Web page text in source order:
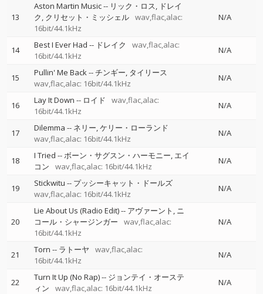
13
Aston Martin Music-- リック・ロス
ドレイ
ク クリセット・ミッシェル wav,flac,alac:
16bit/44.1kHz
N/A
14 Best I Ever Had -- ドレイク
wav,flac,alac:
16bit/44.1kHz
N/A
15 Pullin' Me Back--チンギー タイリース
wav,flac,alac: 16bit/44.1kHz
N/A
16 Lay It Down -- ロイド
wav,flac,alac:
16bit/44.1kHz
N/A
17 Dilemma -- ネリー ケリー・ローランド
wav,flac,alac: 16bit/44.1kHz
N/A
18 I Tried --ボーン・サグスン・ハーモニー エイ
コン
wav,flac,alac: 16bit/44.1kHz
N/A
19 Stickwitu -- プッシーキャット・ドールズ
wav,flac,alac: 16bit/44.1kHz
N/A
20
Lie About Us (Radio Edit)-- アヴァーント ニ
コール・シャージンガー
wav,flac,alac:
16bit/44.1kHz
N/A
21 Torn -- ラトーヤ
wav,flac,alac:
16bit/44.1kHz
N/A
22 Turn It Up (No Rap)-- ジョンテイ・オーステ
ィン
wav,flac,alac: 16bit/44.1kHz
N/A